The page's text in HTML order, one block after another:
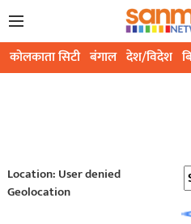
कोलकाता सिटी बंगाल देश/विदेश
Location: User denied
Geolocation